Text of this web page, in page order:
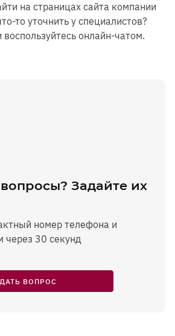
на страницах сайта компании
то уточнить у специалистов?
онлайн-чатом.
Задайте их
номер телефона и
через 30 секунд
ВОПРОС